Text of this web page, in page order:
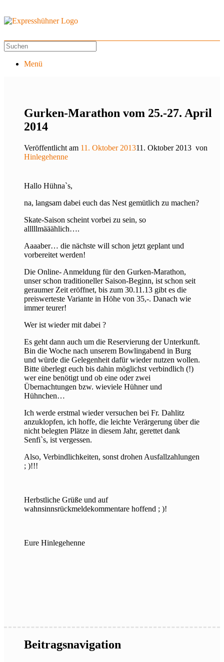
Menü
Gurken-Marathon vom 25.-27. April
2014
Veröffentlicht am 11. Oktober 201311. Oktober 2013 von
Hinlegehenne
Hallo Hühna`s,
na, langsam dabei euch das Nest gemütlich zu machen?
Skate-Saison scheint vorbei zu sein, so
alllllmääählich….
Aaaaber… die nächste will schon jetzt geplant und
vorbereitet werden!
Die Online- Anmeldung für den Gurken-Marathon,
unser schon traditioneller Saison-Beginn, ist schon seit
geraumer Zeit eröffnet, bis zum 30.11.13 gibt es die
preiswerteste Variante in Höhe von 35,-. Danach wie
immer teurer!
Wer ist wieder mit dabei ?
Es geht dann auch um die Reservierung der Unterkunft.
Bin die Woche nach unserem Bowlingabend in Burg
und würde die Gelegenheit dafür wieder nutzen wollen.
Bitte überlegt euch bis dahin möglichst verbindlich (!)
wer eine benötigt und ob eine oder zwei
Übernachtungen bzw. wieviele Hühner und
Hühnchen…
Ich werde erstmal wieder versuchen bei Fr. Dahlitz
anzuklopfen, ich hoffe, die leichte Verärgerung über die
nicht belegten Plätze in diesem Jahr, gerettet dank
Senfi`s, ist vergessen.
Also, Verbindlichkeiten, sonst drohen Ausfallzahlungen
; )!!!
Herbstliche Grüße und auf
wahnsinnsrückmeldekommentare hoffend ; )!
Eure Hinlegehenne
Beitragsnavigation